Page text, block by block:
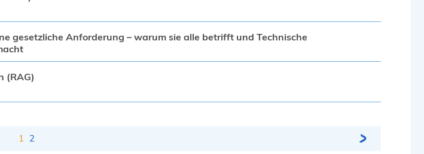
gesetzliche Anforderung – warum sie alle betrifft und Technische
(RAG)
1 2